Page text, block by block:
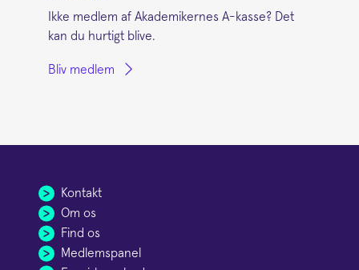
Ikke medlem af Akademikernes A-kasse? Det
kan du hurtigt blive.
Bliv medlem
Kontakt
Om os
Find os
Medlemspanel